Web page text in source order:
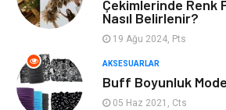
Anne & Çocuk
Ev İşleri Modifiye
Çekimlerinde Renk
Nasıl Belirlenir?
19 Ağu 2024, Pts
AKSESUARLAR
Buff Boyunluk
05 Haz 2021, Cts